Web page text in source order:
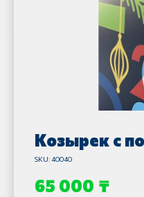
Козырек с
SKU:40040
65 000 ₸